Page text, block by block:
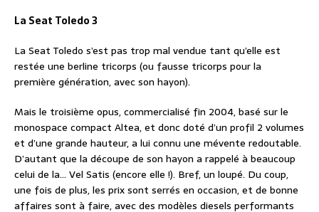
La Seat Toledo 3
La Seat Toledo s’est pas trop mal vendue tant qu’elle est
restée une berline tricorps (ou fausse tricorps pour la
première génération, avec son hayon).
Mais le troisième opus, commercialisé fin 2004, basé sur le
monospace compact Altea, et donc doté d’un profil 2 volumes
et d’une grande hauteur, a lui connu une mévente redoutable.
D’autant que la découpe de son hayon a rappelé à beaucoup
celui de la… Vel Satis (encore elle !). Bref, un loupé. Du coup,
une fois de plus, les prix sont serrés en occasion, et de bonne
affaires sont à faire, avec des modèles diesels performants